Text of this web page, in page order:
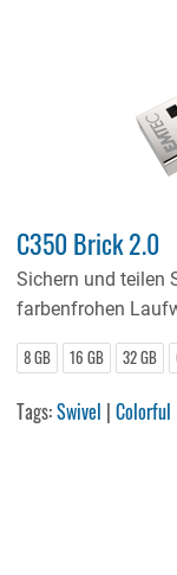
C350 Brick 2.0
Sichern und teilen
farbenfrohen
8 GB 16 GB 32 GB
Tags:Swivel |Colorful